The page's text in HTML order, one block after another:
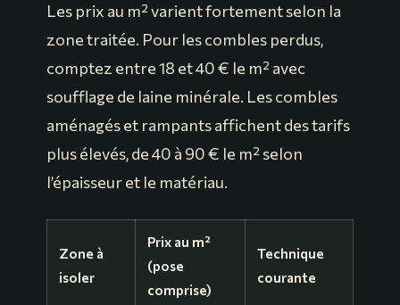
Les prix au m² varient fortement selon la
zone traitée. Pour les combles perdus,
comptez entre 18 et 40 € le m² avec
soufflage de laine minérale. Les combles
aménagés et rampants affichent des tarifs
plus élevés, de 40 à 90 € le m² selon
l’épaisseur et le matériau.
Zone à
isoler
Prix au m²
(pose
comprise)
Technique
courante